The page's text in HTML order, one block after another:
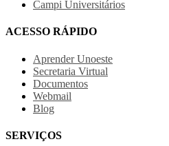
Campi Universitários
ACESSO RÁPIDO
Aprender Unoeste
Secretaria Virtual
Documentos
Webmail
Blog
SERVIÇOS